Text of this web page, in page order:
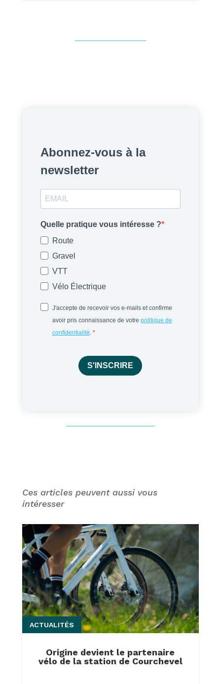
Abonnez-vous à la
newsletter
Quelle pratique vous intéresse ?
Route
Gravel
VTT
Vélo Électrique
J'accepte de recevoir vos e-mails et confirme
avoir pris connaissance de votre politique de
confidentialité.
S'INSCRIRE
Ces articles peuvent aussi vous
intéresser
Origine devient le partenaire
vélo de la station de Courchevel
ACTUALITÉS